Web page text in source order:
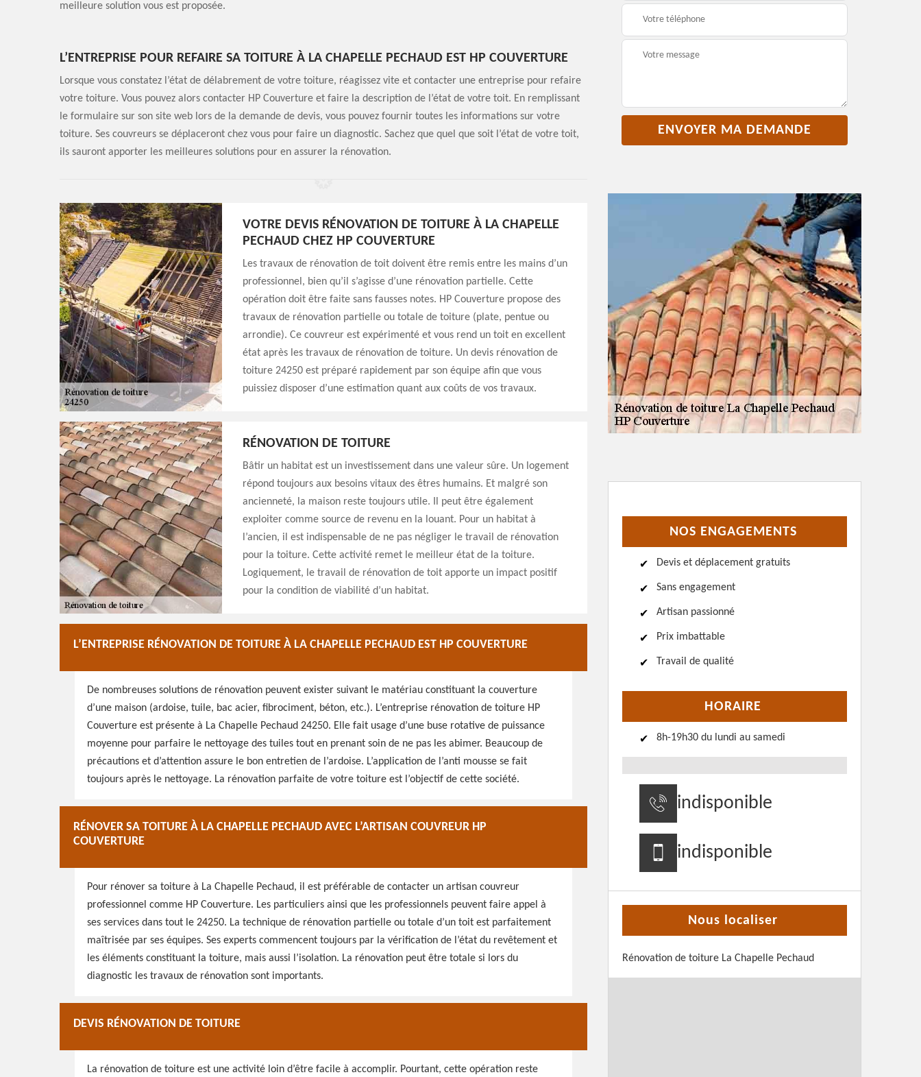
meilleure solution vous est proposée.
L’ENTREPRISE POUR REFAIRE SA TOITURE À LA CHAPELLE PECHAUD EST HP COUVERTURE
Lorsque vous constatez l’état de délabrement de votre toiture, réagissez vite et contacter une entreprise pour refaire
votre toiture. Vous pouvez alors contacter HP Couverture et faire la description de l’état de votre toit. En remplissant
le formulaire sur son site web lors de la demande de devis, vous pouvez fournir toutes les informations sur votre
toiture. Ses couvreurs se déplaceront chez vous pour faire un diagnostic. Sachez que quel que soit l’état de votre toit,
ils sauront apporter les meilleures solutions pour en assurer la rénovation.
VOTRE DEVIS RÉNOVATION DE TOITURE À LA CHAPELLE
PECHAUD CHEZ HP COUVERTURE
Les travaux de rénovation de toit doivent être remis entre les mains d’un
professionnel, bien qu’il s’agisse d’une rénovation partielle. Cette
opération doit être faite sans fausses notes. HP Couverture propose des
travaux de rénovation partielle ou totale de toiture (plate, pentue ou
arrondie). Ce couvreur est expérimenté et vous rend un toit en excellent
état après les travaux de rénovation de toiture. Un devis rénovation de
toiture 24250 est préparé rapidement par son équipe afin que vous
puissiez disposer d’une estimation quant aux coûts de vos travaux.
RÉNOVATION DE TOITURE
Bâtir un habitat est un investissement dans une valeur sûre. Un logement
répond toujours aux besoins vitaux des êtres humains. Et malgré son
ancienneté, la maison reste toujours utile. Il peut être également
exploiter comme source de revenu en la louant. Pour un habitat à
l’ancien, il est indispensable de ne pas négliger le travail de rénovation
pour la toiture. Cette activité remet le meilleur état de la toiture.
Logiquement, le travail de rénovation de toit apporte un impact positif
pour la condition de viabilité d’un habitat.
L’ENTREPRISE RÉNOVATION DE TOITURE À LA CHAPELLE PECHAUD EST HP COUVERTURE
De nombreuses solutions de rénovation peuvent exister suivant le matériau constituant la couverture
d’une maison (ardoise, tuile, bac acier, fibrociment, béton, etc.). L’entreprise rénovation de toiture HP
Couverture est présente à La Chapelle Pechaud 24250. Elle fait usage d’une buse rotative de puissance
moyenne pour parfaire le nettoyage des tuiles tout en prenant soin de ne pas les abimer. Beaucoup de
précautions et d’attention assure le bon entretien de l’ardoise. L’application de l’anti mousse se fait
toujours après le nettoyage. La rénovation parfaite de votre toiture est l’objectif de cette société.
RÉNOVER SA TOITURE À LA CHAPELLE PECHAUD AVEC L’ARTISAN COUVREUR HP
COUVERTURE
Pour rénover sa toiture à La Chapelle Pechaud, il est préférable de contacter un artisan couvreur
professionnel comme HP Couverture. Les particuliers ainsi que les professionnels peuvent faire appel à
ses services dans tout le 24250. La technique de rénovation partielle ou totale d’un toit est parfaitement
maîtrisée par ses équipes. Ses experts commencent toujours par la vérification de l’état du revêtement et
les éléments constituant la toiture, mais aussi l’isolation. La rénovation peut être totale si lors du
diagnostic les travaux de rénovation sont importants.
DEVIS RÉNOVATION DE TOITURE
La rénovation de toiture est une activité loin d’être facile à accomplir. Pourtant, cette opération reste
NOS ENGAGEMENTS
Devis et déplacement gratuits
Sans engagement
Artisan passionné
Prix imbattable
Travail de qualité
HORAIRE
8h-19h30 du lundi au samedi
indisponible
indisponible
Nous localiser
Rénovation de toiture La Chapelle Pechaud